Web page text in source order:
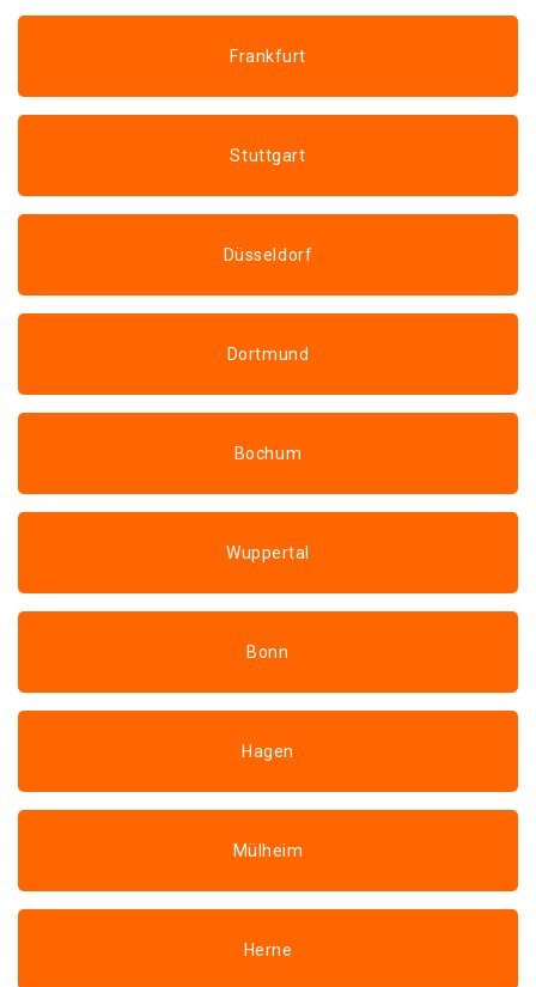
Frankfurt
Stuttgart
Düsseldorf
Dortmund
Bochum
Wuppertal
Bonn
Hagen
Mülheim
Herne